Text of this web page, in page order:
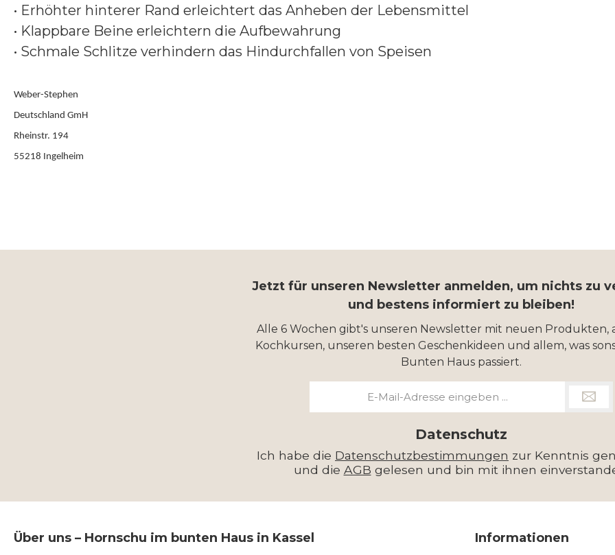
• Erhöhter hinterer Rand erleichtert das Anheben der Lebensmittel
• Klappbare Beine erleichtern die Aufbewahrung
• Schmale Schlitze verhindern das Hindurchfallen von Speisen
Weber-Stephen
Deutschland GmH
Rheinstr. 194
55218 Ingelheim
Jetzt für unseren Newsletter anmelden, um nichts zu
und bestens informiert zu bleiben!
Alle 6 Wochen gibt's unseren Newsletter mit neuen Produkten,
Kochkursen, unseren besten Geschenkideen und allem, was
Bunten Haus passiert.
Datenschutz
Ich habe die Datenschutzbestimmungen zur Kenntnis
und die AGB gelesen und bin mit ihnen
Über uns – Hornschu im bunten Haus in Kassel Informationen